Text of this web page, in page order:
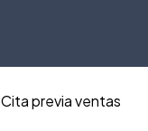
Cita previa ventas